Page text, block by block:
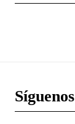
Síguenos